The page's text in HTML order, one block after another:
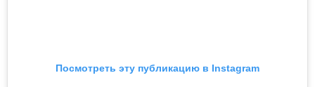
Посмотреть эту публикацию в Instagram